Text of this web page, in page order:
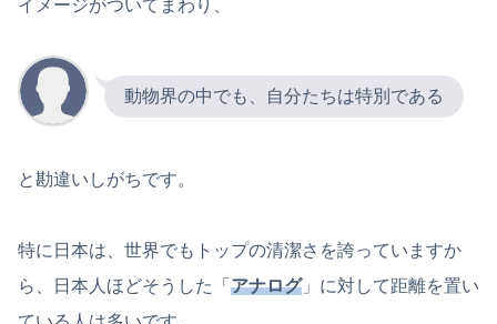
イメージがついてまわり、
動物界の中でも、自分たちは特別である
と勘違いしがちです。
特に日本は、世界でもトップの清潔さを誇っていますか
ら、日本人ほどそうした「 アナログ」に対して距離を置い